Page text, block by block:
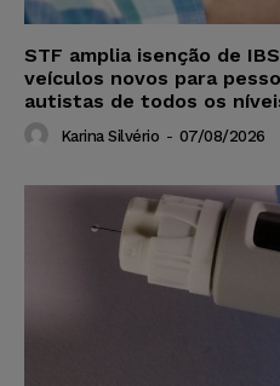
STF amplia isenção de
veículos novos para
autistas de todos os
Karina Silvério - 07/08/2026